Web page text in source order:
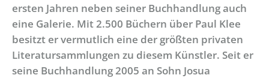
ersten Jahren neben seiner Buchhandlung auch
eine Galerie. Mit 2.500 Büchern über Paul Klee
besitzt er vermutlich eine der größten privaten
Literatursammlungen zu diesem Künstler. Seit er
seine Buchhandlung 2005 an Sohn Josua